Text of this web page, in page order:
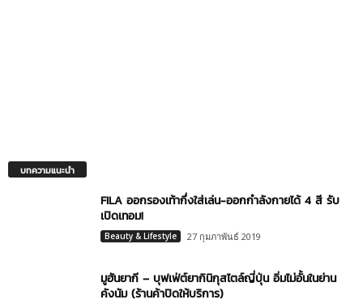
บทความแนะนำ
FILA ออกรองเท้ากึ่งใส่เล่น-ออกกำลังกายได้ 4 สี รับ
เปิดเทอม!
Beauty & Lifestyle 27 กุมภาพันธ์ 2019
มูฮันยากี – บุฟเฟ่ต์ยากินิกุสไตล์ญี่ปุ่น อิ่มไม่อั้นในย่าน
คังนัม (ร้านค้าปิดให้บริการ)